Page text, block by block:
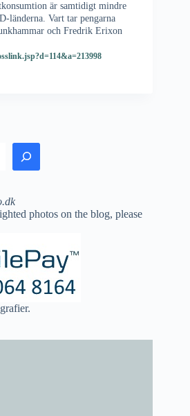
är samtidigt mindre
länderna. Vart tar pengarna
och Fredrik Erixon
photos on the blog, please